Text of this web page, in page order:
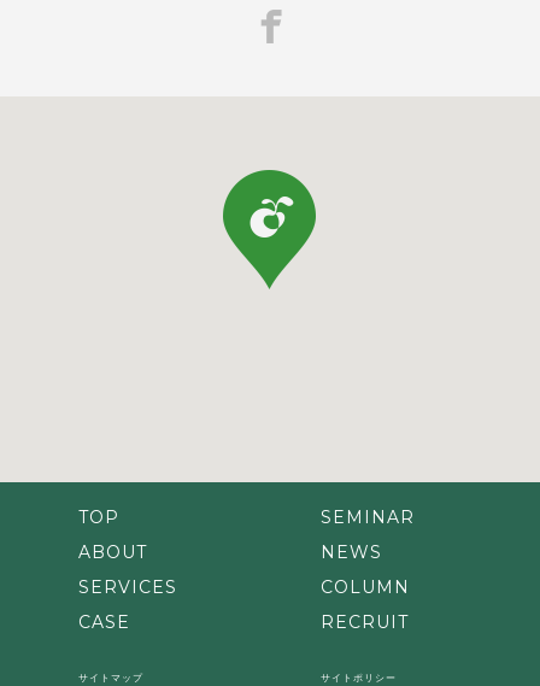
TOP
ABOUT
SERVICES
CASE
SEMINAR
NEWS
COLUMN
RECRUIT
サイトマップ サイトポリシー